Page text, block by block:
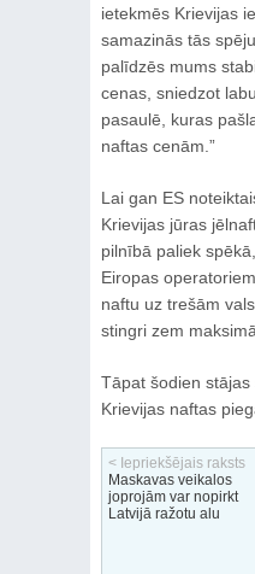
ietekmēs Krievijas
samazinās tās
palīdzēs mums
cenas, sniedzot
pasaulē, kuras
naftas cenām.”
Lai gan ES
Krievijas jūras
pilnībā paliek
Eiropas
naftu uz trešām
stingri zem
Tāpat šodien
Krievijas naftas
< Iepriekšējais raksts
Maskavas veikalos
joprojām var nopirkt
Latvijā ražotu alu